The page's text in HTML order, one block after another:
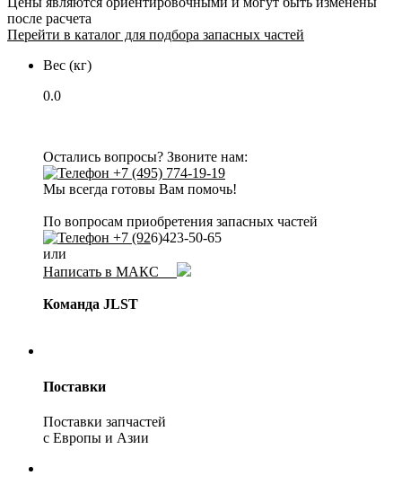
после расчета
Перейти в каталог для подбора запасных частей
Вес (кг)
0.0
Остались вопросы? Звоните нам:
+7 (495) 774-19-19
Мы всегда готовы Вам помочь!
По вопросам приобретения запасных частей
+7 (926)423-50-65
или
Написать в МАКС
Команда JLST
Поставки
Поставки запчастей
с Европы и Азии